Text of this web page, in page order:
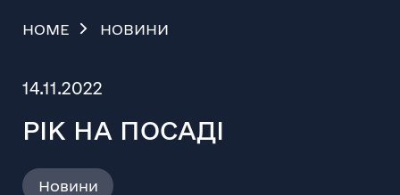
HOME НОВИНИ
14.11.2022
РІК НА ПОСАДІ
Новини